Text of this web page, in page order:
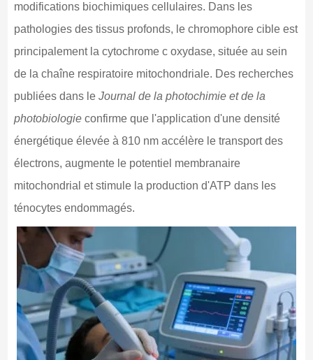
modifications biochimiques cellulaires. Dans les
pathologies des tissus profonds, le chromophore cible est
principalement la cytochrome c oxydase, située au sein
de la chaîne respiratoire mitochondriale. Des recherches
publiées dans le Journal de la photochimie et de la
photobiologieconfirme que l'application d'une densité
énergétique élevée à 810 nm accélère le transport des
électrons, augmente le potentiel membranaire
mitochondrial et stimule la production d'ATP dans les
ténocytes endommagés.